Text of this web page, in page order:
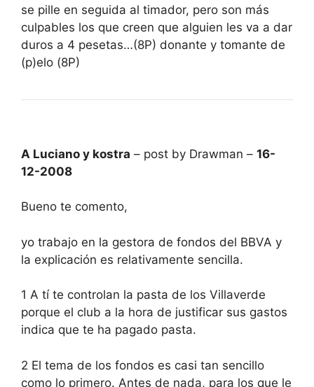
se pille en seguida al timador, pero son más
culpables los que creen que alguien les va a dar
duros a 4 pesetas…(8P) donante y tomante de
(p)elo (8P)
A Luciano y kostra – post by Drawman – 16-
12-2008
Bueno te comento,
yo trabajo en la gestora de fondos del BBVA y
la explicación es relativamente sencilla.
1 A tí te controlan la pasta de los Villaverde
porque el club a la hora de justificar sus gastos
indica que te ha pagado pasta.
2 El tema de los fondos es casi tan sencillo
como lo primero. Antes de nada, para los que le